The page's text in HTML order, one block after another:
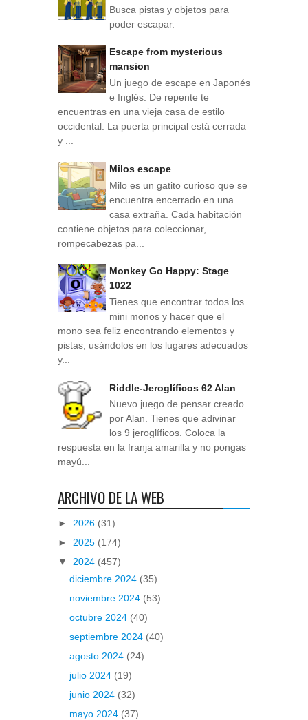
Busca pistas y objetos para
poder escapar.
Escape from mysterious
mansion
Un juego de escape en Japonés
e Inglés. De repente te
encuentras en una vieja casa de estilo
occidental. La puerta principal está cerrada
y ...
Milos escape
Milo es un gatito curioso que se
encuentra encerrado en una
casa extraña. Cada habitación
contiene objetos para coleccionar,
rompecabezas pa...
Monkey Go Happy: Stage
1022
Tienes que encontrar todos los
mini monos y hacer que el
mono sea feliz encontrando elementos y
pistas, usándolos en los lugares adecuados
y...
Riddle-Jeroglíficos 62 Alan
Nuevo juego de pensar creado
por Alan. Tienes que adivinar
los 9 jeroglíficos. Coloca la
respuesta en la franja amarilla y no pongas
mayú...
ARCHIVO DE LA WEB
► 2026 (31)
► 2025 (174)
▼ 2024 (457)
diciembre 2024 (35)
noviembre 2024 (53)
octubre 2024 (40)
septiembre 2024 (40)
agosto 2024 (24)
julio 2024 (19)
junio 2024 (32)
mayo 2024 (37)